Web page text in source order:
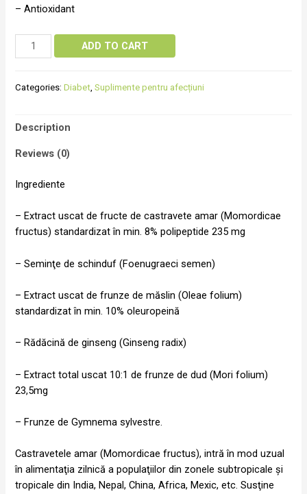
– Antioxidant
ADD TO CART
Categories:Diabet,Suplimente pentru afecțiuni
Description
Reviews (0)
Ingrediente
– Extract uscat de fructe de castravete amar (Momordicae
fructus) standardizat în min. 8% polipeptide 235 mg
– Seminţe de schinduf (Foenugraeci semen)
– Extract uscat de frunze de măslin (Oleae folium)
standardizat în min. 10% oleuropeină
– Rădăcină de ginseng (Ginseng radix)
– Extract total uscat 10:1 de frunze de dud (Mori folium)
23,5mg
– Frunze de Gymnema sylvestre.
Castravetele amar (Momordicae fructus), intră în mod uzual
în alimentaţia zilnică a populaţiilor din zonele subtropicale şi
tropicale din India, Nepal, China, Africa, Mexic, etc. Susţine